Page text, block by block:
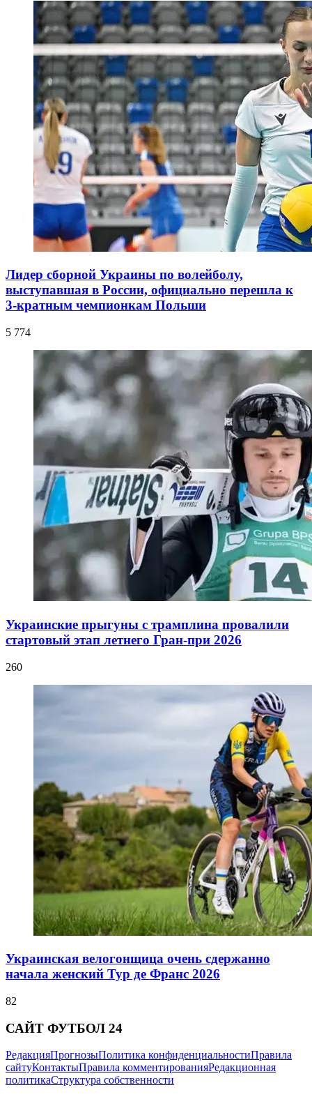
Лидер сборной Украины по волейболу,
выступавшая в России, официально перешла к
3-кратным чемпионкам Польши
5 774
Украинские прыгуны с трамплина провалили
стартовый этап летнего Гран-при 2026
260
Украинская велогонщица очень сдержанно
начала женский Тур де Франс 2026
82
САЙТ ФУТБОЛ 24
РедакцияПрогнозыПолитика конфиденциальностиПравила
сайтуКонтактыПравила комментированияРедакционная
политикаСтруктура собственности